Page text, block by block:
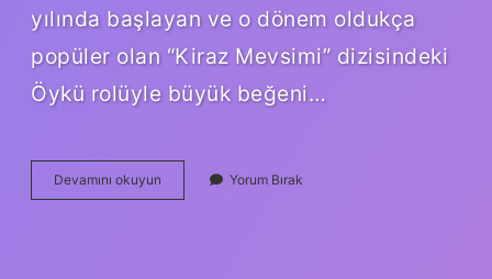
yılında başlayan ve o dönem oldukça
popüler olan “Kiraz Mevsimi” dizisindeki
Öykü rolüyle büyük beğeni…
Devamını okuyun
Borak
Yorum Bırak